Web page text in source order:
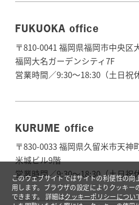
FUKUOKA office
〒810-0041 福岡県福岡市中央区
福岡大名ガーデンシティ7F
営業時間／9:30～18:30（土日祝休
KURUME office
〒830-0033 福岡県久留米市天神
米城ビル9階
営業時間／9:30～18:30（土日祝
このウェブサイトではサイトの利便性の向
用します。ブラウザの設定によりクッキー
できます。
詳細はクッキーポリシーについ